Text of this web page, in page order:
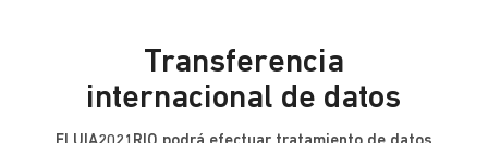
Transferencia
internacional de datos